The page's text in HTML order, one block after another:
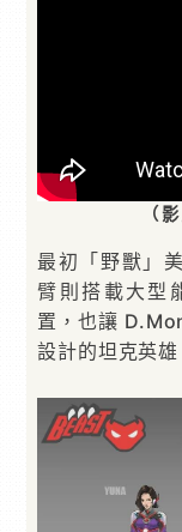
（
最初「野獸」
臂則搭載大型
置，也讓
設計的坦克英雄